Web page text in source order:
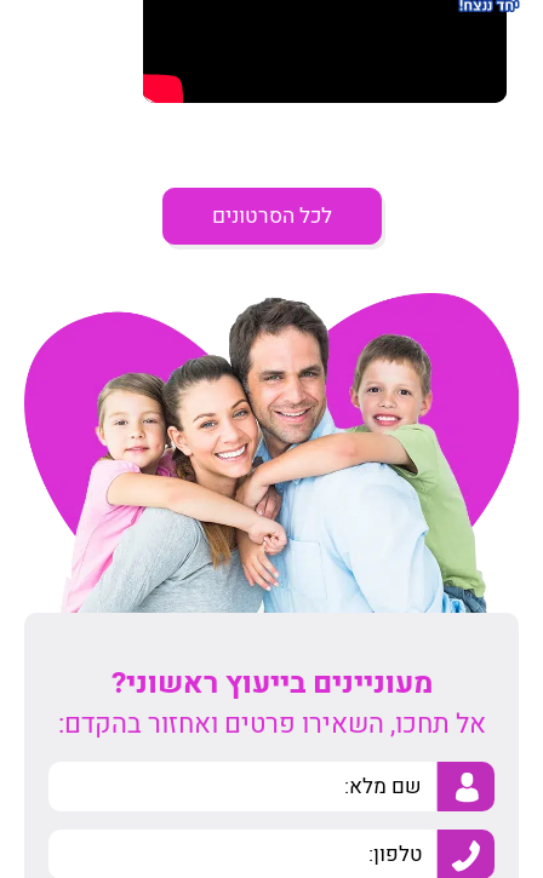
לכל הסרטונים
מעוניינים בייעוץ ראשוני?
אל תחכו, השאירו פרטים ואחזור בהקדם: